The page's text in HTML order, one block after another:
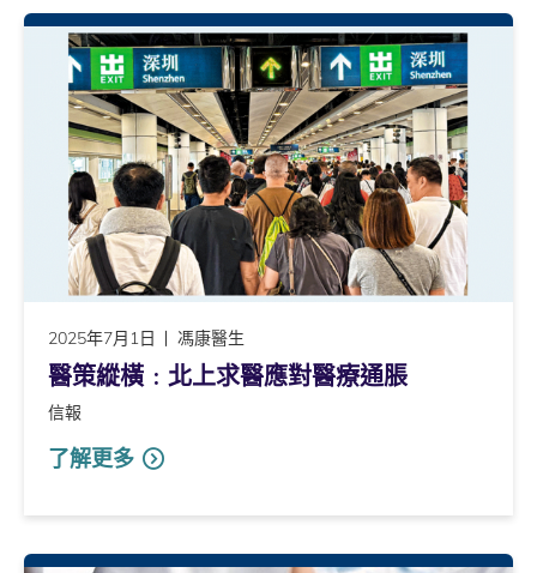
2025年7月1日 馮康醫生
醫策縱橫﹕北上求醫應對醫療通脹
信報
了解更多